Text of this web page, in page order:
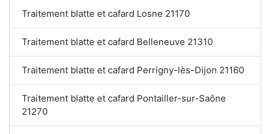
Traitement blatte et cafard Losne 21170
Traitement blatte et cafard Belleneuve 21310
Traitement blatte et cafard Perrigny-lès-Dijon 21160
Traitement blatte et cafard Pontailler-sur-Saône
21270